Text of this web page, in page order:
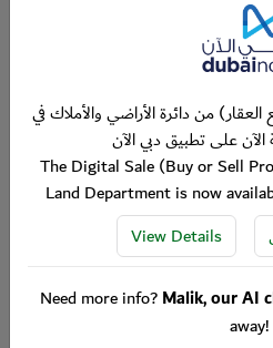
من دائرة الأراضي والأملاك في
على تطبيق دبي الآن
The Digital Sale (Buy or Sell
Land Department is now
View Details
Need more info?Malik, our AI
away!